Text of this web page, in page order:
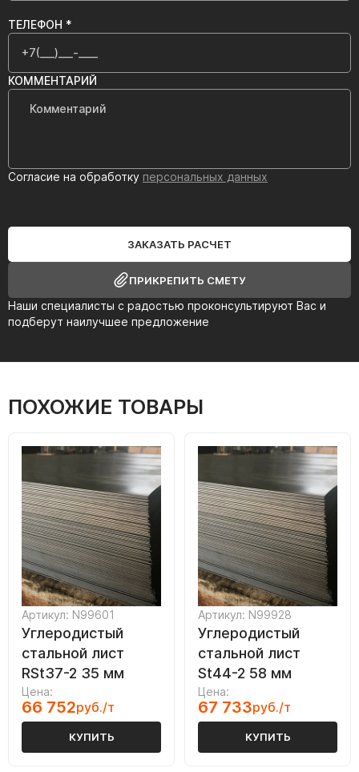
Наши специалисты с радостью проконсультируют Вас и
подберут наилучшее предложение
ТЕЛЕФОН *
КОММЕНТАРИЙ
Согласие на обработку персональных данных
ЗАКАЗАТЬ РАСЧЕТ
ПРИКРЕПИТЬ СМЕТУ
ПОХОЖИЕ ТОВАРЫ
Артикул: N99601
Углеродистый
стальной лист
RSt37-2 35 мм
Цена:
66 752руб./т
КУПИТЬ
Артикул: N99928
Углеродистый
стальной лист
St44-2 58 мм
Цена:
67 733руб./т
КУПИТЬ